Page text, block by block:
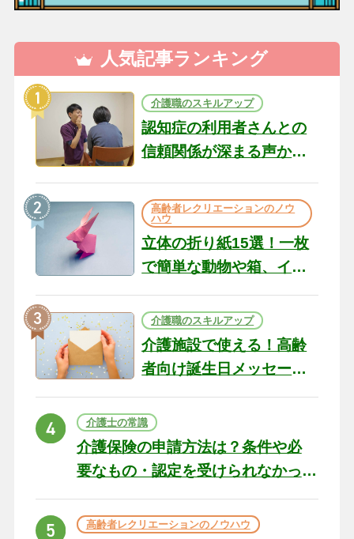
人気記事ランキング
介護職のスキルアップ
認知症の利用者さんとの
信頼関係が深まる声かけ
の現場から（22）
高齢者レクリエーションのノウ
ハウ
立体の折り紙15選！一枚
で簡単な動物や箱、イン
介護職のスキルアップ
介護施設で使える！高齢
者向け誕生日メッセージ
ト
介護士の常識
介護保険の申請方法は？条件や必
要なもの・認定を受けられなかっ
高齢者レクリエーションのノウハウ